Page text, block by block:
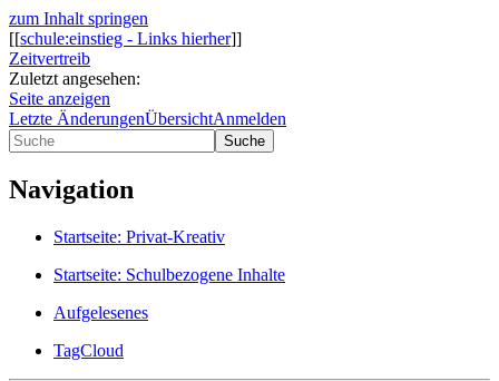
zum Inhalt springen
[[schule:einstieg - Links hierher]]
Zeitvertreib
Zuletzt angesehen:
Seite anzeigen
Letzte ÄnderungenÜbersichtAnmelden
Suche
Navigation
Startseite: Privat-Kreativ
Startseite: Schulbezogene Inhalte
Aufgelesenes
TagCloud